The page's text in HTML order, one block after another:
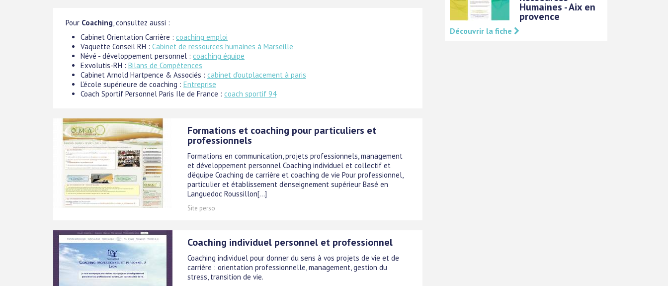
Pour Coaching , consultez aussi :
Cabinet Orientation Carrière : coaching emploi
Vaquette Conseil RH : Cabinet de ressources humaines à Marseille
Névé - développement personnel : coaching équipe
Exvolutis-RH : Bilans de Compétences
Cabinet Arnold Hartpence & Associés : cabinet d'outplacement à paris
L'école supérieure de coaching : Entreprise
Coach Sportif Personnel Paris Ile de France : coach sportif 94
Formations et coaching pour particuliers et
professionnels
Formations en communication, projets professionnels, management
et développement personnel Coaching individuel et collectif et
d'équipe Coaching de carrière et coaching de vie Pour professionnel,
particulier et établissement d'enseignement supérieur Basé en
Languedoc Roussillon[...]
Site perso
Coaching individuel personnel et professionnel
Coaching individuel pour donner du sens à vos projets de vie et de
carrière : orientation professionnelle, management, gestion du
stress, transition de vie.
Humaines - Aix en
provence
Découvrir la fiche